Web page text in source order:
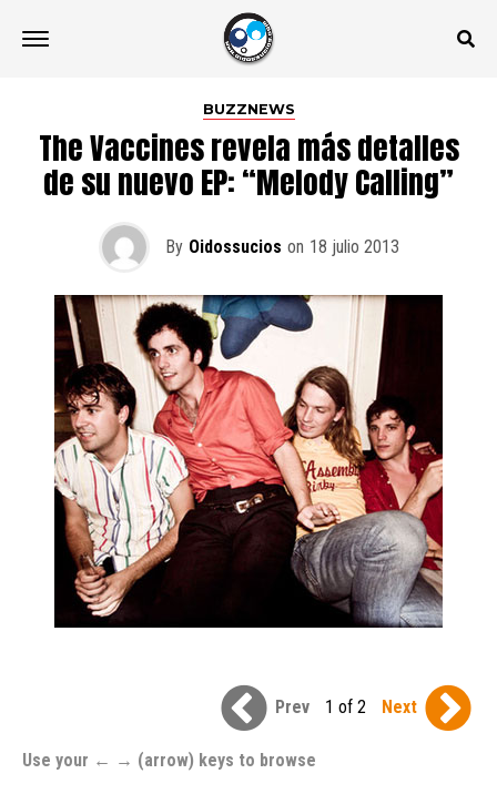
BUZZNEWS
The Vaccines revela más detalles
de su nuevo EP: “Melody Calling”
By Oidossucios on 18 julio 2013
Prev 1 of 2 Next
Use your ← → (arrow) keys to browse